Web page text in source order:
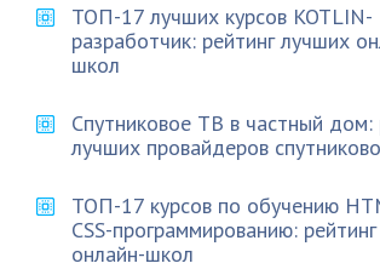
ТОП-17 лучших курсов KOTLIN-
разработчик: рейтинг лучших
школ
Спутниковое ТВ в частный дом:
лучших провайдеров
ТОП-17 курсов по обучению
CSS-программированию:
онлайн-школ